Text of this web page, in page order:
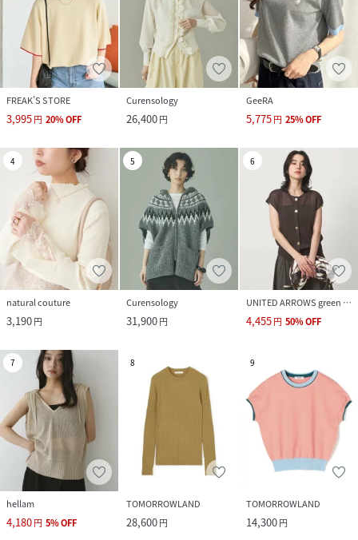
FREAK’S STORE
3,995円 20%OFF
Curensology
26,400円
GeeRA
5,775円 25%OFF
4
natural couture
3,190円
5
Curensology
31,900円
6
UNITED ARROWS green label relaxing
4,455円 50%OFF
7
hellam
4,180円 5%OFF
8
TOMORROWLAND
28,600円
9
TOMORROWLAND
14,300円